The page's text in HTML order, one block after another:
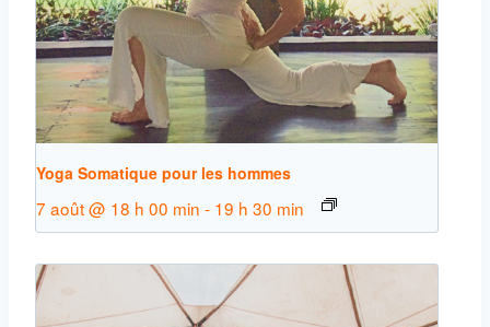
Yoga Somatique pour les hommes
7 août @ 18 h 00 min - 19 h 30 min